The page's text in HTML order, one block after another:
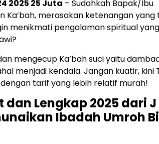
2025 25 Juta – Sudahkah Bapak/Ibu
Ka’bah, merasakan ketenangan yang
menikmati pengalaman spiritual yang
mengecup Ka’bah suci yaitu
menjadi kendala. Jangan kuatir, kini
tarif yang lebih relatif murah!
Lengkap 2025 dari J
Ibadah Umroh